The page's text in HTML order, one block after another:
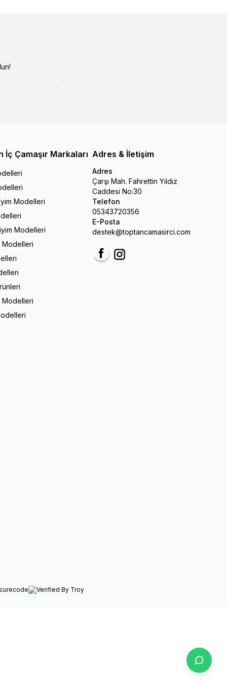
İç Çamaşır Markaları
Modelleri
Modelleri
Modelleri
Modelleri
Adres & İletişim
Adres
Çarşı Mah. Fahrettin Yıldız
Caddesi No:30
Telefon
05343720356
E-Posta
destek@toptancamasirci.com
FacebookInstagram